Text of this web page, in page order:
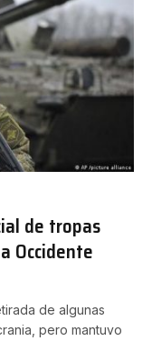
de tropas
Occidente
de algunas
pero mantuvo